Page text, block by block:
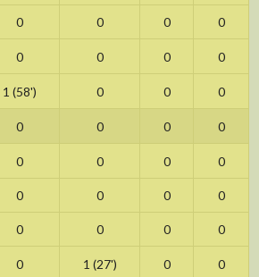
0 0 0 0
0 0 0 0
1 (58') 0 0 0
0 0 0 0
0 0 0 0
0 0 0 0
0 0 0 0
0 1 (27') 0 0